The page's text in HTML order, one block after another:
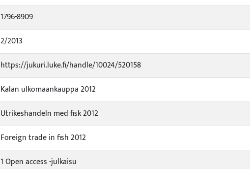
1796-8909
2/2013
https://jukuri.luke.fi/handle/10024/520158
Kalan ulkomaankauppa 2012
Utrikeshandeln med fisk 2012
Foreign trade in fish 2012
1 Open access -julkaisu